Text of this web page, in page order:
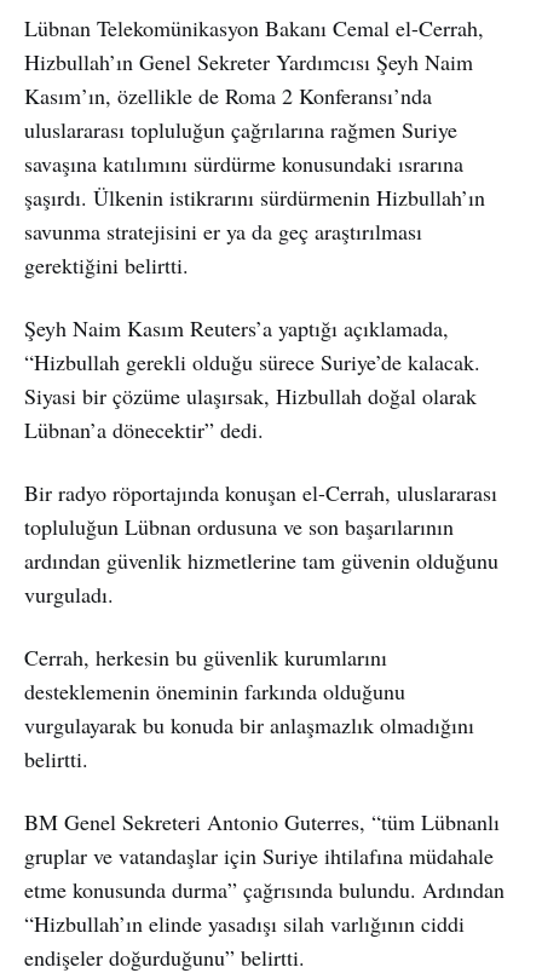
Lübnan Telekomünikasyon Bakanı Cemal el-Cerrah,
Hizbullah’ın Genel Sekreter Yardımcısı Şeyh Naim
Kasım’ın, özellikle de Roma 2 Konferansı’nda
uluslararası topluluğun çağrılarına rağmen Suriye
savaşına katılımını sürdürme konusundaki ısrarına
şaşırdı. Ülkenin istikrarını sürdürmenin Hizbullah’ın
savunma stratejisini er ya da geç araştırılması
gerektiğini belirtti.
Şeyh Naim Kasım Reuters’a yaptığı açıklamada,
“Hizbullah gerekli olduğu sürece Suriye’de kalacak.
Siyasi bir çözüme ulaşırsak, Hizbullah doğal olarak
Lübnan’a dönecektir” dedi.
Bir radyo röportajında konuşan el-Cerrah, uluslararası
topluluğun Lübnan ordusuna ve son başarılarının
ardından güvenlik hizmetlerine tam güvenin olduğunu
vurguladı.
Cerrah, herkesin bu güvenlik kurumlarını
desteklemenin öneminin farkında olduğunu
vurgulayarak bu konuda bir anlaşmazlık olmadığını
belirtti.
BM Genel Sekreteri Antonio Guterres, “tüm Lübnanlı
gruplar ve vatandaşlar için Suriye ihtilafına müdahale
etme konusunda durma” çağrısında bulundu. Ardından
“Hizbullah’ın elinde yasadışı silah varlığının ciddi
endişeler doğurduğunu” belirtti.